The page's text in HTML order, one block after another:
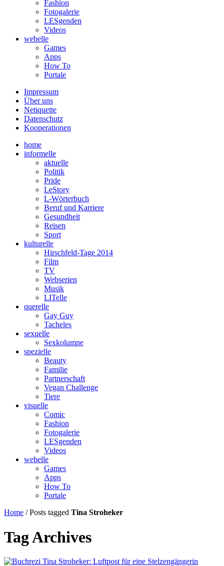
Fashion
Fotogalerie
LESgenden
Videos
webelle
Games
Apps
How To
Portale
Impressum
Über uns
Netiquette
Datenschutz
Kooperationen
home
informelle
aktuelle
Politik
Pride
LeStory
L-Wörterbuch
Beruf und Karriere
Gesundheit
Reisen
Sport
kulturelle
Hirschfeld-Tage 2014
Film
TV
Webserien
Musik
LITelle
querelle
Gay Guy
Tacheles
sexuelle
Sexkolumne
spezielle
Beauty
Familie
Partnerschaft
Vegan Challenge
Tiere
visuelle
Comic
Fashion
Fotogalerie
LESgenden
Videos
webelle
Games
Apps
How To
Portale
Home /Posts tagged Tina Stroheker
Tag Archives